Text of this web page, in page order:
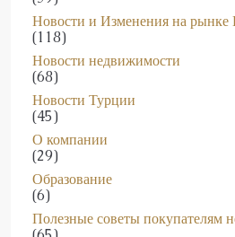
Новости и Изменения на рынке
(118)
Новости недвижимости
(68)
Новости Турции
(45)
О компании
(29)
Образование
(6)
Полезные советы покупателям
(65)